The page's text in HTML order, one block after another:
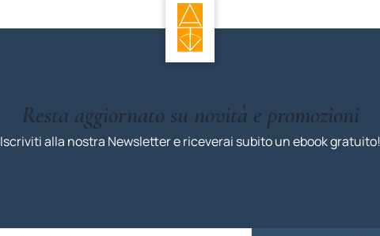
Resta aggiornato su novità e promozioni
Iscriviti alla nostra Newsletter e riceverai subito un ebook gratuito!